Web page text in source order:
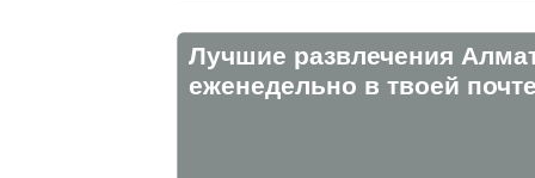
Лучшие развлечения
eженедельно в твоей